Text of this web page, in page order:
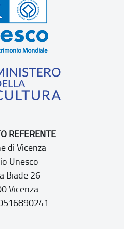
REFERENTE
di Vicenza
Unesco
Biade 26
Vicenza